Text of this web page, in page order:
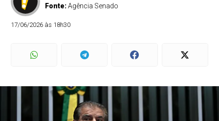
Fonte:Agência Senado
17/06/2026 às 18h30